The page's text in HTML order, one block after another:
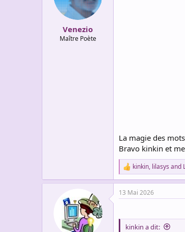
Venezio
Maître Poète
La magie des
Bravo kinkin et
R
e
a
c
o
kinkin, lilasys and
13 Mai 2026
kinkin a dit: